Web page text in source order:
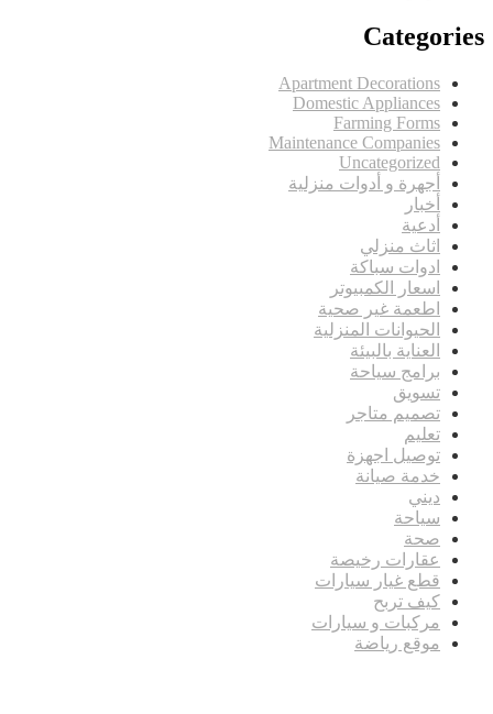
Categories
Apartment Decorations
Domestic Appliances
Farming Forms
Maintenance Companies
Uncategorized
أجهرة و أدوات منزلية
أخبار
أدعية
اثاث منزلي
ادوات سباكة
اسعار الكمبيوتر
اطعمة غير صحية
الحيوانات المنزلية
العناية بالبيئة
برامج سياحة
تسويق
تصميم متاجر
تعليم
توصيل اجهزة
خدمة صيانة
ديني
سياحة
صحة
عقارات رخيصة
قطع غيار سيارات
كيف تربح
مركبات و سيارات
موقع رياضة